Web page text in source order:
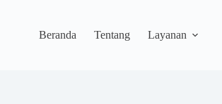
Beranda Tentang Layanan